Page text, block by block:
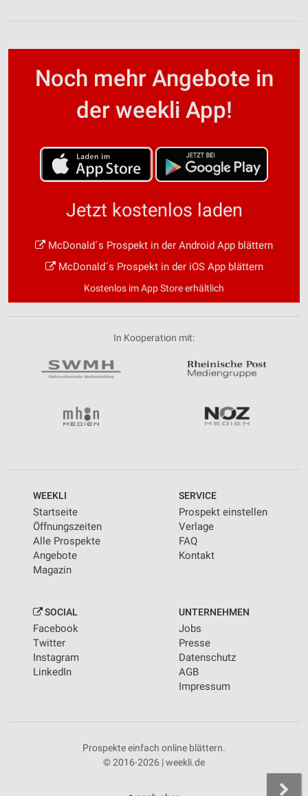
Noch mehr Angebote in
der weekli App!
Jetzt kostenlos laden
McDonald´s Prospekt in der Android App blättern
McDonald´s Prospekt in der iOS App blättern
Kostenlos im App Store erhältlich
In Kooperation mit:
WEEKLI
Startseite
Öffnungszeiten
Alle Prospekte
Angebote
Magazin
SERVICE
Prospekt einstellen
Verlage
FAQ
Kontakt
SOCIAL
Facebook
Twitter
Instagram
LinkedIn
UNTERNEHMEN
Jobs
Presse
Datenschutz
AGB
Impressum
Prospekte einfach online blättern.
© 2016-2026 | weekli.de